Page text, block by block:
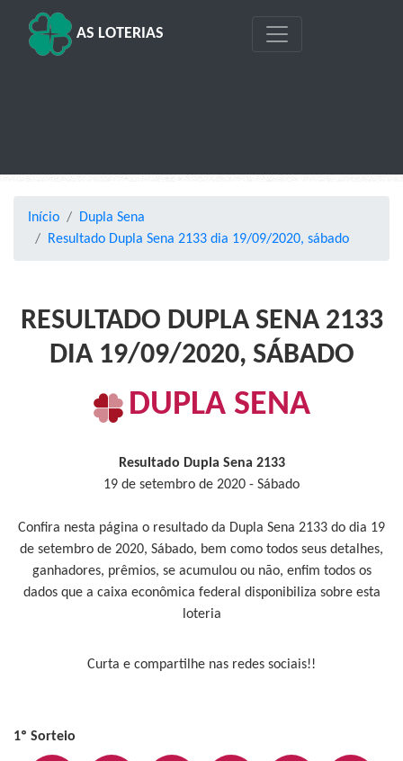
AS LOTERIAS
Início
Dupla Sena
Resultado Dupla Sena 2133 dia 19/09/2020, sábado
RESULTADO DUPLA SENA 2133
DIA 19/09/2020, SÁBADO
DUPLA SENA
Resultado Dupla Sena 2133
19 de setembro de 2020 - Sábado
Confira nesta página o resultado da Dupla Sena 2133 do dia 19
de setembro de 2020, Sábado, bem como todos seus detalhes,
ganhadores, prêmios, se acumulou ou não, enfim todos os
dados que a caixa econômica federal disponibiliza sobre esta
loteria
Curta e compartilhe nas redes sociais!!
1º Sorteio